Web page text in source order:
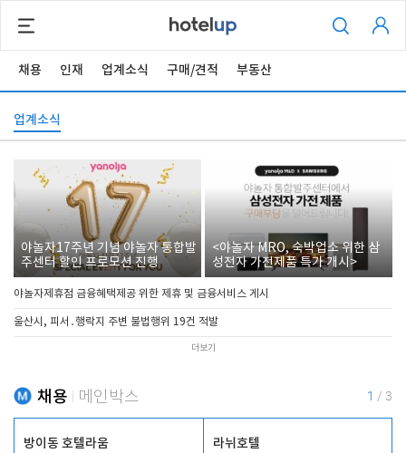
채용 인재 업계소식 구매/견적 부동산
업계소식
야놀자17주년 기념 야놀자 통합발
주센터 할인 프로모션 진행
<야놀자 MRO, 숙박업소 위한 삼
성전자 가전제품 특가 개시>
야놀자제휴점 금융혜택제공 위한 제휴 및 금융서비스 게시
울산시, 피서․행락지 주변 불법행위 19건 적발
더보기
채용 메인박스 1 / 3
방이동 호텔라움 라뉘호텔